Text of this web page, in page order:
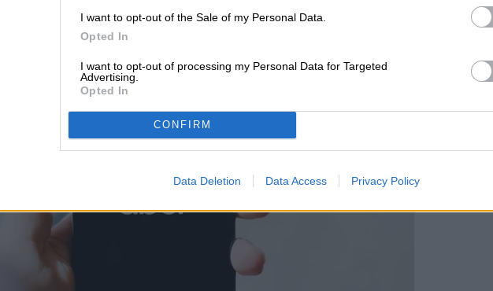
I want to opt-out of the Sale of my Personal Data.
Opted In
I want to opt-out of processing my Personal Data for Targeted
Advertising.
Opted In
CONFIRM
Data Deletion Data Access Privacy Policy